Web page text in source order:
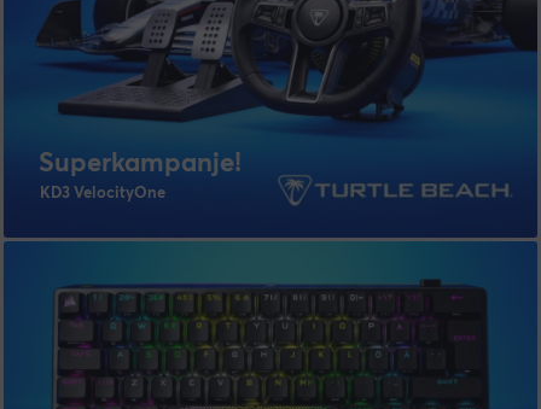
Superkampanje!
KD3 VelocityOne